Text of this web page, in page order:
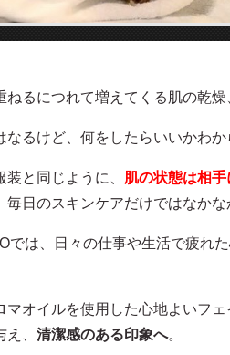
ねるにつれて増えてくる肌の乾
なるけど、何をしたらいいかわ
装と同じように、 肌の状態は相
毎日のスキンケアだけではなか
では、日々の仕事や生活で疲れ
マオイルを使用した心地よいフ
、 清潔感のある印象へ。